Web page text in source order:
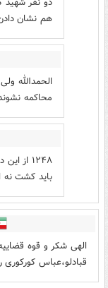
هم نشان
الحمدالله
محاکمه
۱۲۴۸
باید کشت نه
الهی شکر و قوه
قبادلو،عباس کورکوری